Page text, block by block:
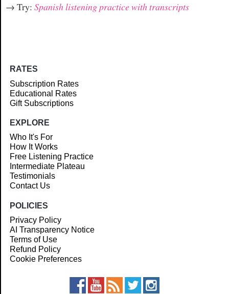
→ Try: Spanish listening practice with transcripts
RATES
Subscription Rates
Educational Rates
Gift Subscriptions
EXPLORE
Who It's For
How It Works
Free Listening Practice
Intermediate Plateau
Testimonials
Contact Us
POLICIES
Privacy Policy
AI Transparency Notice
Terms of Use
Refund Policy
Cookie Preferences